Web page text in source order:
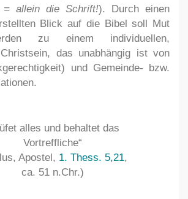
= allein die Schrift!). Durch einen
Blick auf die Bibel soll Mut
zu einem individuellen,
das unabhängig ist von
und Gemeinde- bzw.
alles und behaltet das
Vortreffliche“
Apostel, 1. Thess. 5,21,
ca. 51 n.Chr.)